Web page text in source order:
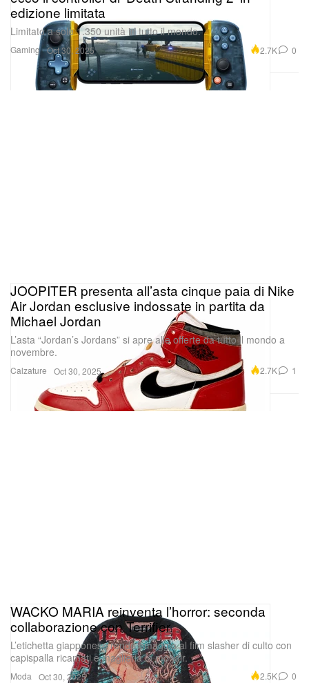
Gaming
edizione limitata
Limitato a sole 1.350 unità in tutto il mondo.
Oct 30, 2025 2.7K 0
Calzature
JOOPITER presenta all’asta cinque paia di Nike
Air Jordan esclusive indossate in partita da
Michael Jordan
L’asta “Jordan’s Jordans” si apre alle offerte da tutto il mondo a
novembre.
Oct 30, 2025 2.7K 1
Moda
WACKO MARIA reinventa l’horror: seconda
collaborazione con Terrifier
L’etichetta giapponese rende omaggio al film slasher di culto con
capispalla ricamati e maglieria in mohair.
Oct 30, 2025 2.5K 0